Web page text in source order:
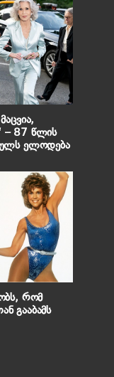
– 87 წლის
ელოდება
რომ
გააბამს